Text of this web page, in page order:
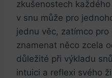
zkušenostech
v snu může pro
jednu věc, zatímco pro
znamenat něco zcela
důležité při výkladu
intuici a reflexi svého